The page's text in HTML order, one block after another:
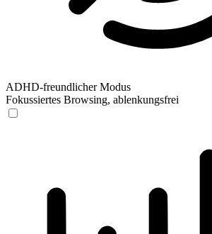
ADHD-freundlicher Modus
Fokussiertes Browsing, ablenkungsfrei